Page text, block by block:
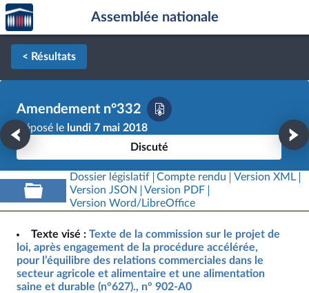
Aller au contenu
Aller en bas de la page
Accèder
à la
page
d'accueil
Assemblée nationale
< Résultats
Amendement n°332
Déposé le lundi 7 mai 2018
Discuté
Dossier législatif Compte rendu
Version XML
Version JSON
Version PDF
Version Word/LibreOffice
Texte visé : Texte de la commission sur le projet de
loi, après engagement de la procédure accélérée,
pour l’équilibre des relations commerciales dans le
secteur agricole et alimentaire et une alimentation
saine et durable (n°627)., n° 902-A0